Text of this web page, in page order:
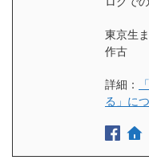
東京生
作古
詳細：
る」に